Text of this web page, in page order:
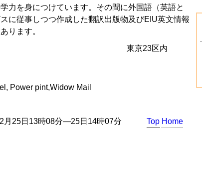
力を身につけています。その間に外国語（英語と
に従事しつつ作成した翻訳出版物及びEIU英文情報
ります。
東京23区内
Power pint,Widow Mail
月25日13時08分―25日14時07分
Top Home